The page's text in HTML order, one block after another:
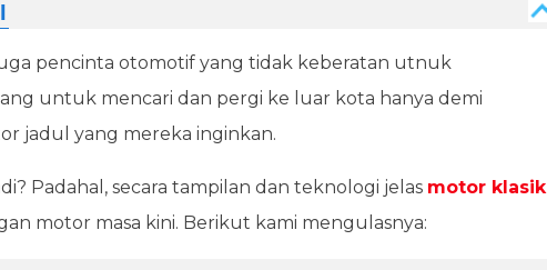
pencinta otomotif yang tidak keberatan utnuk
untuk mencari dan pergi ke luar kota hanya demi
jadul yang mereka inginkan.
Padahal, secara tampilan dan teknologi jelas motor klasik
motor masa kini. Berikut kami mengulasnya: